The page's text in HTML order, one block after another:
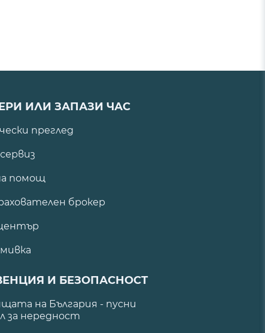
ИЛИ ЗАПАЗИ ЧАС
преглед
помощ
брокер
И БЕЗОПАСНОСТ
на България - пусни
за нередност